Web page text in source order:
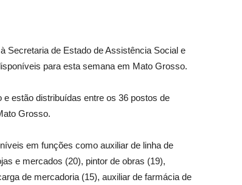
Secretaria de Estado de Assistência Social e
para esta semana em Mato Grosso.
estão distribuídas entre os 36 postos de
Grosso.
em funções como auxiliar de linha de
e mercados (20), pintor de obras (19),
de mercadoria (15), auxiliar de farmácia de